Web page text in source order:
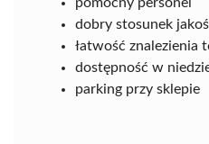
dobry stosunek
łatwość znalezienia
dostępność w
parking przy sklepie